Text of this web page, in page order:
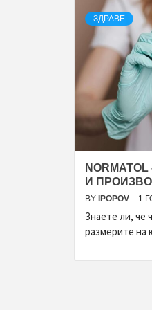
ЗДРАВЕ
И
BY IPOPOV 1
Знаете ли, че
размерите на